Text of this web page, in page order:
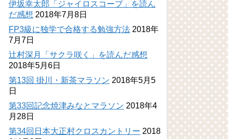
伊坂幸太郎「ジャイロスコープ」を読ん
だ感想 2018年7月8日
FP3級に独学で合格する勉強方法 2018年
7月7日
辻村深月「サクラ咲く」を読んだ感想
2018年5月6日
第13回 掛川・新茶マラソン 2018年5月5
日
第33回記念焼津みなとマラソン 2018年4
月28日
第34回日本大正村クロスカントリー 2018